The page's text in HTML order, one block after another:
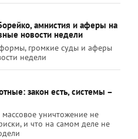
амнистия и аферы на
новости недели
громкие суды и аферы
недели
закон есть, системы –
массовое уничтожение не
и что на самом деле не